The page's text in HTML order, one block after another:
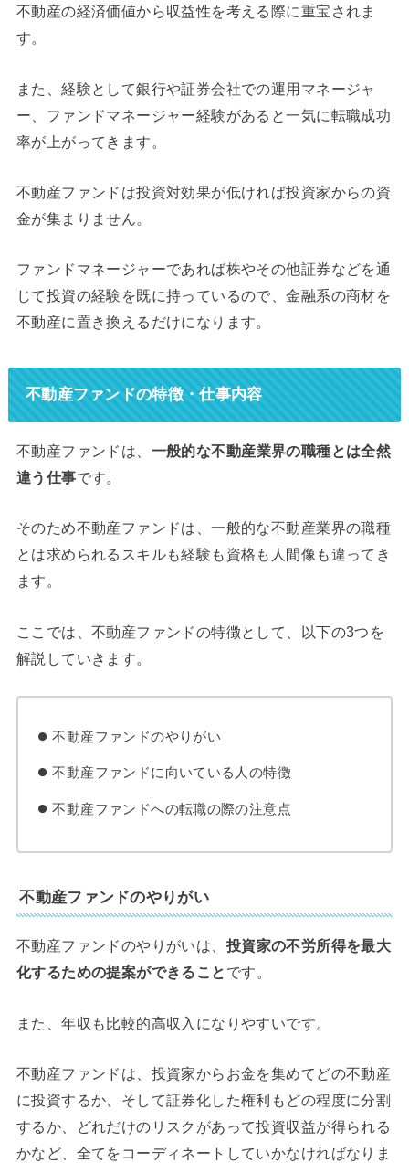
不動産の経済価値から収益性を考える際に重宝されま
す。
また、経験として銀行や証券会社での運用マネージャ
ー、ファンドマネージャー経験があると一気に転職成功
率が上がってきます。
不動産ファンドは投資対効果が低ければ投資家からの資
金が集まりません。
ファンドマネージャーであれば株やその他証券などを通
じて投資の経験を既に持っているので、金融系の商材を
不動産に置き換えるだけになります。
不動産ファンドの特徴・仕事内容
不動産ファンドは、 一般的な不動産業界の職種とは全然
違う仕事です。
そのため不動産ファンドは、一般的な不動産業界の職種
とは求められるスキルも経験も資格も人間像も違ってき
ます。
ここでは、不動産ファンドの特徴として、以下の3つを
解説していきます。
不動産ファンドのやりがい
不動産ファンドに向いている人の特徴
不動産ファンドへの転職の際の注意点
不動産ファンドのやりがい
不動産ファンドのやりがいは、 投資家の不労所得を最大
化するための提案ができること です。
また、年収も比較的高収入になりやすいです。
不動産ファンドは、投資家からお金を集めてどの不動産
に投資するか、そして証券化した権利もどの程度に分割
するか、どれだけのリスクがあって投資収益が得られる
かなど、全てをコーディネートしていかなければなりま